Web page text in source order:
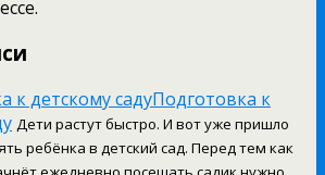
Подготовка к
Дети растут быстро. И вот уже пришло
ребёнка в детский сад. Перед тем как